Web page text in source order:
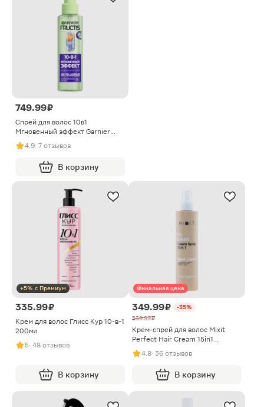
749.99 ₽
Спрей для волос 10в1
Мгновенный эффект Garnier
Fructis 150мл
4.9· 7 отзывов
В корзину
+5% с Премиум
335.99 ₽
Крем для волос Глисс Кур 10-в-1
200мл
5· 48 отзывов
В корзину
Финальная цена
349.99 ₽
-35%
539.99 ₽
Крем-спрей для волос Mixit
Perfect Hair Cream 15in1
восстанавливающий 250мл
4.8· 36 отзывов
В корзину